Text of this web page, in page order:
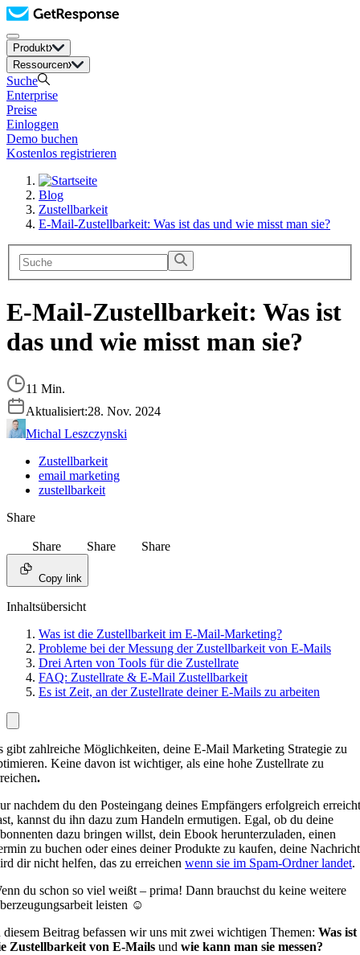
Produkt
Ressourcen
Suche
Enterprise
Preise
Einloggen
Demo buchen
Kostenlos registrieren
Blog
Zustellbarkeit
E-Mail-Zustellbarkeit: Was ist das und wie misst man sie?
E-Mail-Zustellbarkeit: Was ist
das und wie misst man sie?
11 Min.
Aktualisiert:28. Nov. 2024
Michal Leszczynski
Zustellbarkeit
email marketing
zustellbarkeit
Share
Share Share Share
Copy link
Inhaltsübersicht
Was ist die Zustellbarkeit im E-Mail-Marketing?
Probleme bei der Messung der Zustellbarkeit von E-Mails
Drei Arten von Tools für die Zustellrate
FAQ: Zustellrate & E-Mail Zustellbarkeit
Es ist Zeit, an der Zustellrate deiner E-Mails zu arbeiten
gibt zahlreiche Möglichkeiten, deine E-Mail Marketing Strategie zu
Keine davon ist wichtiger, als eine hohe Zustellrate zu
.
nachdem du den Posteingang deines Empfängers erfolgreich erreicht
kannst du ihn dazu zum Handeln ermutigen. Egal, ob du deine
dazu bringen willst, dein Ebook herunterzuladen, einen
zu buchen oder eines deiner Produkte zu kaufen, deine Nachricht
dir nicht helfen, das zu erreichen wenn sie im Spam-Ordner landet.
du schon so viel weißt – prima! Dann brauchst du keine weitere
leisten ☺
diesem Beitrag befassen wir uns mit zwei wichtigen Themen: Was ist
Zustellbarkeit von E-Mails und wie kann man sie messen?